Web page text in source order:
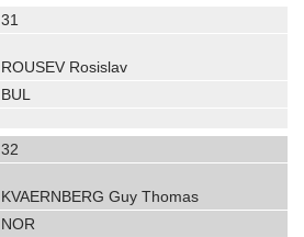
31
ROUSEV Rosislav
BUL
32
KVAERNBERG Guy Thomas
NOR